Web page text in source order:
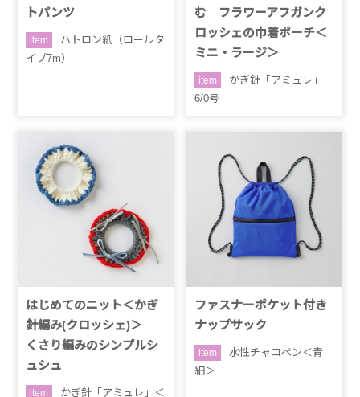
トパンツ
item
ハトロン紙（ロールタ
イプ7m）
む フラワーアフガンク
ロッシェの巾着ポーチ＜
ミニ・ラージ＞
item
かぎ針「アミュレ」
6/0号
はじめてのニット＜かぎ
針編み(クロッシェ)＞
くさり編みのシンプルシ
ュシュ
item
かぎ針「アミュレ」＜
ファスナーポケット付き
ナップサック
item
水性チャコペン＜青
細＞